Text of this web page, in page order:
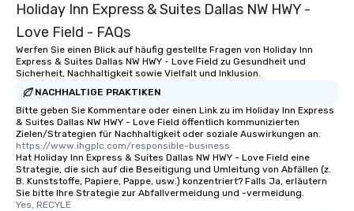
Holiday Inn Express & Suites Dallas NW HWY -
Love Field - FAQs
Werfen Sie einen Blick auf häufig gestellte Fragen von Holiday Inn
Express & Suites Dallas NW HWY - Love Field zu Gesundheit und
Sicherheit, Nachhaltigkeit sowie Vielfalt und Inklusion.
NACHHALTIGE PRAKTIKEN
Bitte geben Sie Kommentare oder einen Link zu im Holiday Inn Express
& Suites Dallas NW HWY - Love Field öffentlich kommunizierten
Zielen/Strategien für Nachhaltigkeit oder soziale Auswirkungen an.
https://www.ihgplc.com/responsible-business
Hat Holiday Inn Express & Suites Dallas NW HWY - Love Field eine
Strategie, die sich auf die Beseitigung und Umleitung von Abfällen (z.
B. Kunststoffe, Papiere, Pappe, usw.) konzentriert? Falls Ja, erläutern
Sie bitte Ihre Strategie zur Abfallvermeidung und -vermeidung.
Yes, RECYLE